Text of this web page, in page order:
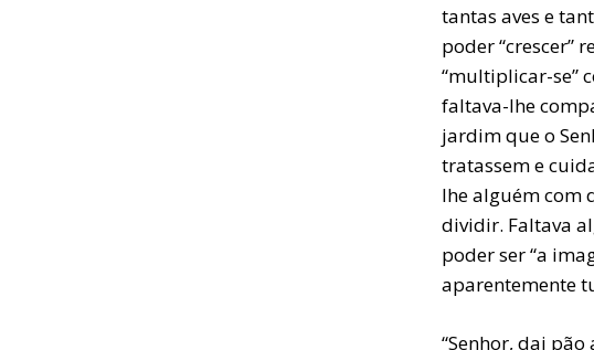
tantas aves e
poder “crescer”
“multiplicar-se”
faltava-lhe
jardim que o
tratassem e
lhe alguém com
dividir. Faltava
poder ser “a
aparentemente
“Senhor, dai